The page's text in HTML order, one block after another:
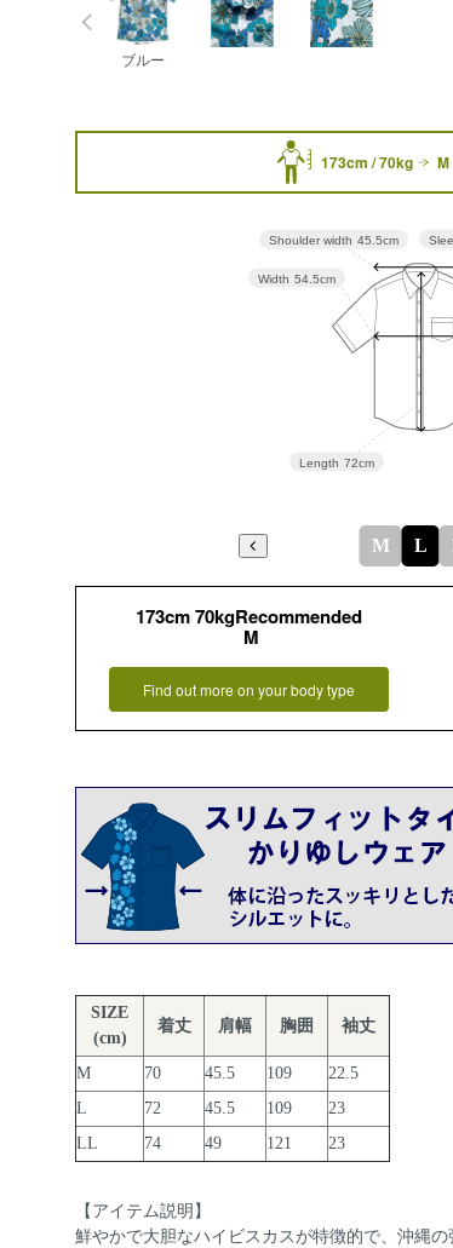
ブルー
173cm / 70kg M
Length 72cm
Width 54.5cm
Shoulder width 45.5cm
M L
173cm 70kgRecommended
M
Find out more on your body type
SIZE
(cm)
着丈 肩幅 胸囲 袖丈
M 70 45.5 109
22.5
L
72 45.5 109
23
LL
74 49 121 23
【アイテム説明】
鮮やかで大胆なハイビスカスが特徴的で、沖縄